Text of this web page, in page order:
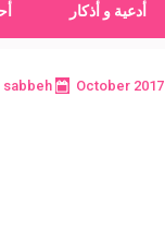
أدعية و أذكار
sabbeh